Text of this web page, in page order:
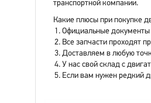
транспортной компании.
Какие плюсы при покупке
Официальные
Все запчасти проходят
Доставляем в любую
У нас свой склад с
Если вам нужен редкий